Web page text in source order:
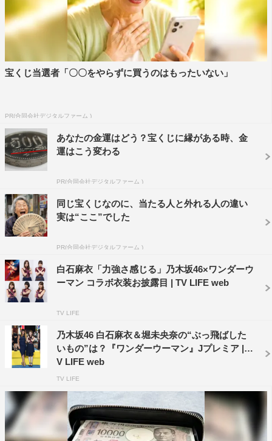
て、とてもチャーミングなスーパーヒーローで女性として
憧れました。世間知らずでクスッと笑えるけれど、戦うシ
ーンではとっても強い。そのギャップが本当に素敵でし
た。私も美女戦士ワンダーウーマンになりたいなって思い
ました。映画『ワンダーウーマン』のイメージソングをア
■西野七瀬
こんなにもカッコよくて、美しくて、正義感あふれるワン
ダーウーマンに出会えたことがうれしかったです。今ま
で、女性スーパーヒーローのアクション映画を見たことが
なかったのです。迫力もすごかったし、ワンダーウーマン
もキレイすぎて、片時もスクリーンから目が外せなかった
です。
■堀未央奈
プリンセス映画でもありヒーロー映画でもある映画は初め
てで、すごく新鮮で楽しかったです。女性だけの島で生ま
れたプリンセスが、最強の美女
戦士になっていく姿に感動しました。そして、彼女の側に
常にいてくれるスティーブがいてこその物語だと思いまし
た。
■齋藤飛鳥
『ジャスティス・リーグ』のバットマンやスーパーマンと
肩を並べるワンダーウーマンだけあってアクションの迫力
宝くじ当選者「〇〇をやらずに買うのはもったいない」
PR(合同会社デジタルファーム )
あなたの金運はどう？宝くじに縁がある時、金
運はこう変わる
PR(合同会社デジタルファーム )
同じ宝くじなのに、当たる人と外れる人の違い
実は“ここ”でした
PR(合同会社デジタルファーム )
白石麻衣「力強さ感じる」乃木坂46×ワンダーウ
ーマン コラボ衣装お披露目 | TV LIFE web
TV LIFE
乃木坂46 白石麻衣＆堀未央奈の“ぶっ飛ばした
いもの”は？『ワンダーウーマン』Jプレミア | T
V LIFE web
TV LIFE